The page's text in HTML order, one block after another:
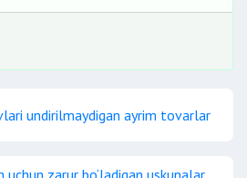
undirilmaydigan ayrim tovarlar
uchun zarur bo‘ladigan uskunalar